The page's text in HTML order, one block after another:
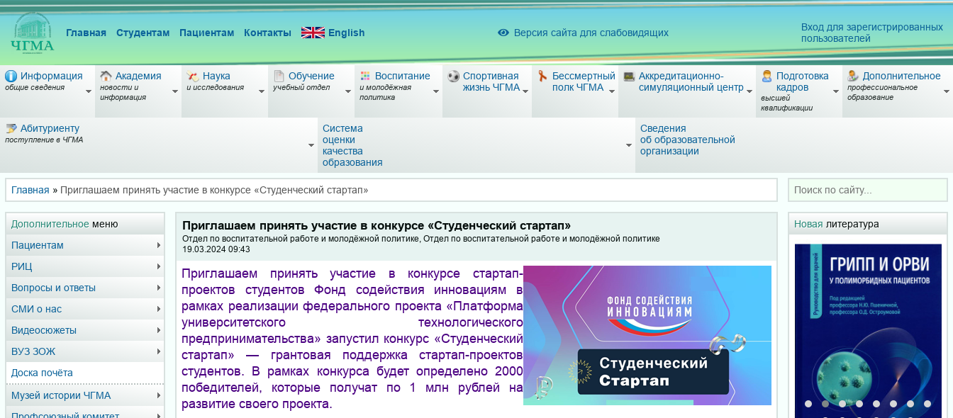
Главная Студентам Пациентам Контакты English Версия сайта для слабовидящих
Вход для зарегистрированных
пользователей
Информация
общие сведения
Академия
новости и
информация
Наука
и исследования
Обучение
учебный отдел
Воспитание
и молодёжная
политика
Спортивная
жизнь ЧГМА
Бессмертный
полк ЧГМА
Аккредитационно-
симуляционный центр
Подготовка
кадров
высшей
квалификации
Дополнительное
профессиональное
образование
Абитуриенту
поступление в ЧГМА
Система
оценки
качества
образования
Сведения
об образовательной
организации
Главная » Приглашаем принять участие в конкурсе «Студенческий стартап»
Дополнительное меню
Пациентам
РИЦ
Вопросы и ответы
СМИ о нас
Видеосюжеты
ВУЗ ЗОЖ
Доска почёта
Музей истории ЧГМА
Приглашаем принять участие в конкурсе «Студенческий стартап»
Отдел по воспитательной работе и молодёжной политике, Отдел по воспитательной работе и молодёжной политике
19.03.2024 09:43
Приглашаем принять участие в конкурсе стартап-
проектов студентов Фонд содействия инновациям в
рамках реализации федерального проекта «Платформа
университетского технологического
предпринимательства» запустил конкурс «Студенческий
стартап» — грантовая поддержка стартап-проектов
студентов. В рамках конкурса будет определено 2000
победителей, которые получат по 1 млн рублей на
развитие своего проекта.
Новая литература